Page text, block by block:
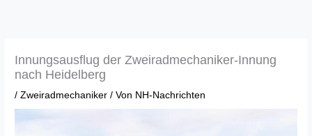
Innungsausflug der Zweiradmechaniker-Innung
nach Heidelberg
/Zweiradmechaniker / Von NH-Nachrichten